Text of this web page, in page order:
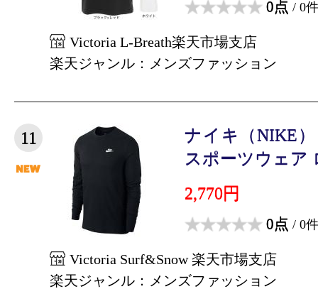
0点 / 0件
Victoria L-Breath楽天市場支店
楽天ジャンル：メンズファッション
11
ナイキ（NIKE
スポーツウェア
2,770円
0点 / 0件
Victoria Surf&Snow 楽天市場支店
楽天ジャンル：メンズファッション